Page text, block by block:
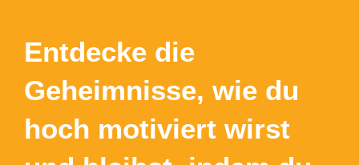
Entdecke die
Geheimnisse, wie du
hoch motiviert wirst